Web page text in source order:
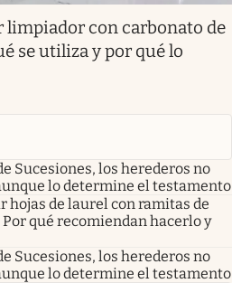
limpiador con carbonato de
se utiliza y por qué lo
Sucesiones, los herederos no
lo determine el testamento
hojas de laurel con ramitas de
qué recomiendan hacerlo y
Sucesiones, los herederos no
lo determine el testamento